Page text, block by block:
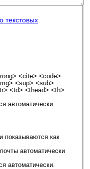
текстовых
<cite> <code>
<sup> <sub>
<td> <thead> <th>
автоматически.
показываются как
автоматически
автоматически.